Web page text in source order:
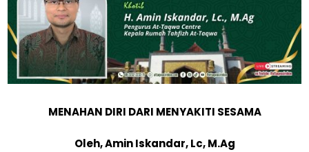
MENAHAN DIRI DARI MENYAKITI SESAMA
Oleh, Amin Iskandar, Lc, M.Ag